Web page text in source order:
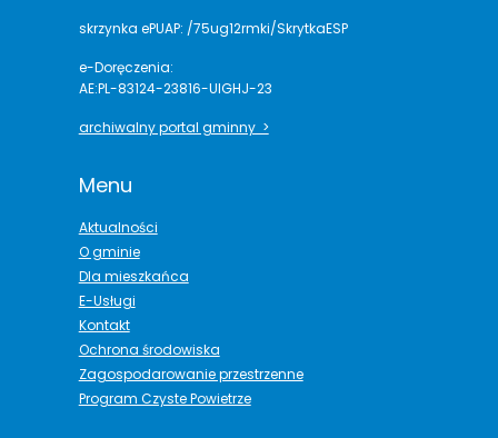
skrzynka ePUAP: /75ug12rmki/SkrytkaESP
e-Doręczenia:
AE:PL-83124-23816-UIGHJ-23
archiwalny portal gminny >
Menu
Aktualności
O gminie
Dla mieszkańca
E-Usługi
Kontakt
Ochrona środowiska
Zagospodarowanie przestrzenne
Program Czyste Powietrze